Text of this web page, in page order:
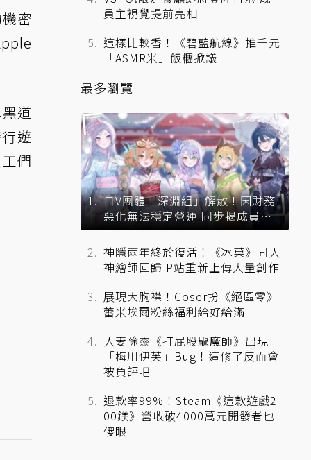
密
道
遊
們
員主視覺提前亮相
這樣比較香！《碧藍航線》推千元
「ASMR米」飯糰掀議
最多瀏覽
日V團體「深淵組」解散！因財務
惡化無法穩定營運 同步揭成員未
來去向
神隱兩年終於復活！《冰菓》同人
神繪師回歸 P站重新上傳大量創作
展現大胸襟！Coser扮《絕區零》
蕾米埃爾粉絲福利給好給滿
人妻除靈《打屁股驅魔師》出現
「梅川伊芙」Bug！這修了反而會
被負評吧
退款率99%！Steam《這款遊戲2
00鎂》營收破4000萬元開發者也
傻眼